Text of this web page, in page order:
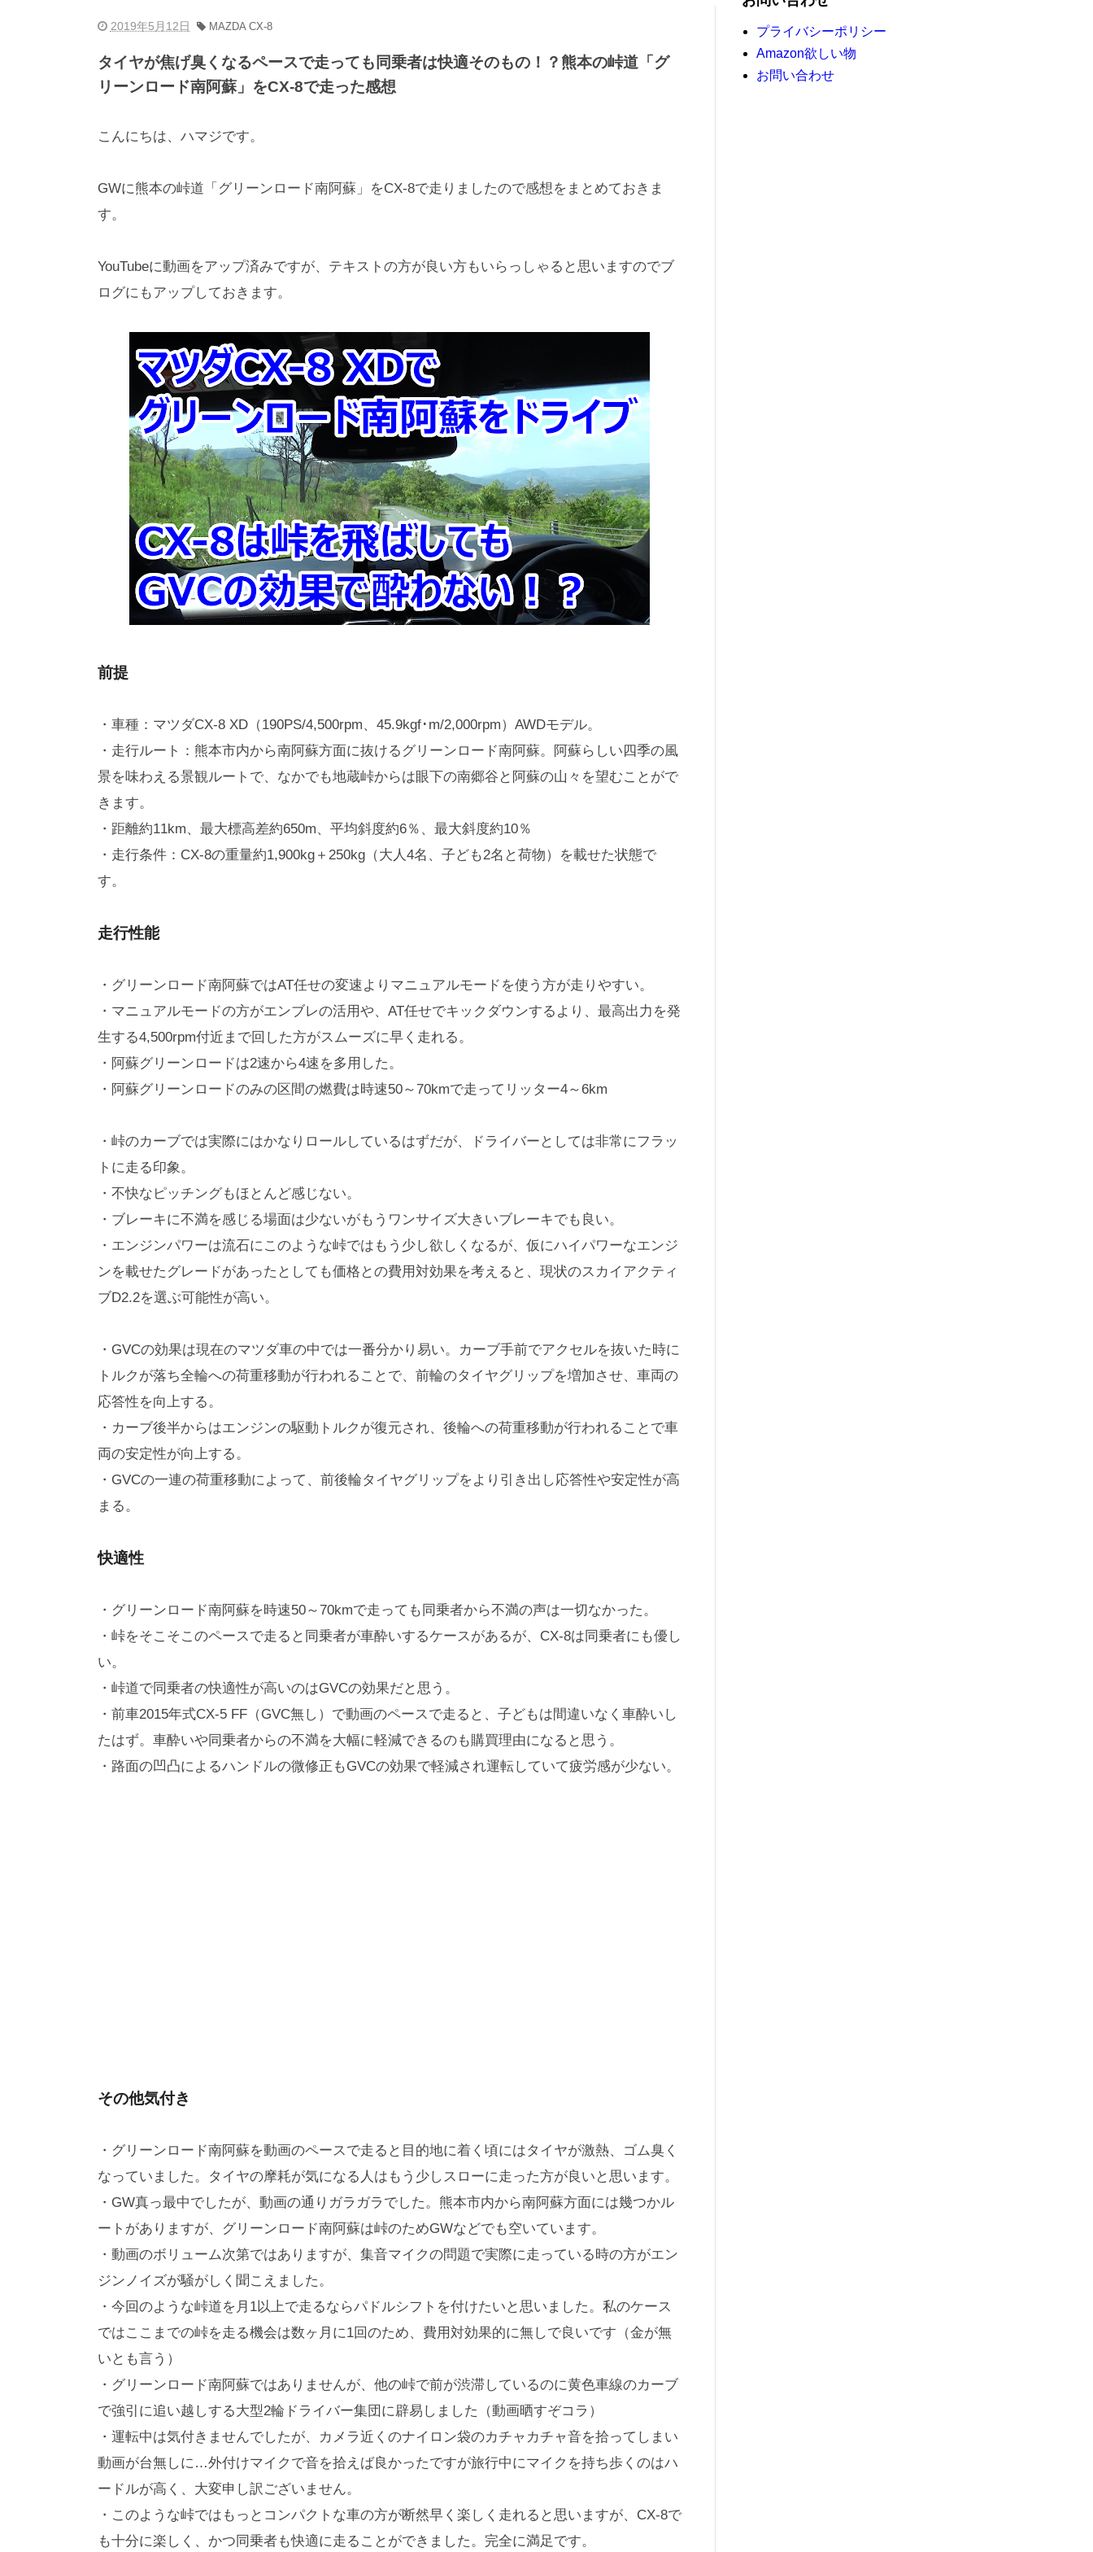
2019年5月12日 MAZDA CX-8
タイヤが焦げ臭くなるペースで走っても同乗者は快適そのもの！？熊本の峠道「グ
リーンロード南阿蘇」をCX-8で走った感想
こんにちは、ハマジです。
GWに熊本の峠道「グリーンロード南阿蘇」をCX-8で走りましたので感想をまとめておきま
す。
YouTubeに動画をアップ済みですが、テキストの方が良い方もいらっしゃると思いますのでブ
ログにもアップしておきます。
前提
・車種：マツダCX-8 XD（190PS/4,500rpm、45.9kgf･m/2,000rpm）AWDモデル。
・走行ルート：熊本市内から南阿蘇方面に抜けるグリーンロード南阿蘇。阿蘇らしい四季の風
景を味わえる景観ルートで、なかでも地蔵峠からは眼下の南郷谷と阿蘇の山々を望むことがで
きます。
・距離約11km、最大標高差約650m、平均斜度約6％、最大斜度約10％
・走行条件：CX-8の重量約1,900kg＋250kg（大人4名、子ども2名と荷物）を載せた状態で
す。
走行性能
・グリーンロード南阿蘇ではAT任せの変速よりマニュアルモードを使う方が走りやすい。
・マニュアルモードの方がエンブレの活用や、AT任せでキックダウンするより、最高出力を発
生する4,500rpm付近まで回した方がスムーズに早く走れる。
・阿蘇グリーンロードは2速から4速を多用した。
・阿蘇グリーンロードのみの区間の燃費は時速50～70kmで走ってリッター4～6km
・峠のカーブでは実際にはかなりロールしているはずだが、ドライバーとしては非常にフラッ
トに走る印象。
・不快なピッチングもほとんど感じない。
・ブレーキに不満を感じる場面は少ないがもうワンサイズ大きいブレーキでも良い。
・エンジンパワーは流石にこのような峠ではもう少し欲しくなるが、仮にハイパワーなエンジ
ンを載せたグレードがあったとしても価格との費用対効果を考えると、現状のスカイアクティ
ブD2.2を選ぶ可能性が高い。
・GVCの効果は現在のマツダ車の中では一番分かり易い。カーブ手前でアクセルを抜いた時に
トルクが落ち全輪への荷重移動が行われることで、前輪のタイヤグリップを増加させ、車両の
応答性を向上する。
・カーブ後半からはエンジンの駆動トルクが復元され、後輪への荷重移動が行われることで車
両の安定性が向上する。
・GVCの一連の荷重移動によって、前後輪タイヤグリップをより引き出し応答性や安定性が高
まる。
快適性
・グリーンロード南阿蘇を時速50～70kmで走っても同乗者から不満の声は一切なかった。
・峠をそこそこのペースで走ると同乗者が車酔いするケースがあるが、CX-8は同乗者にも優し
い。
・峠道で同乗者の快適性が高いのはGVCの効果だと思う。
・前車2015年式CX-5 FF（GVC無し）で動画のペースで走ると、子どもは間違いなく車酔いし
たはず。車酔いや同乗者からの不満を大幅に軽減できるのも購買理由になると思う。
・路面の凹凸によるハンドルの微修正もGVCの効果で軽減され運転していて疲労感が少ない。
その他気付き
・グリーンロード南阿蘇を動画のペースで走ると目的地に着く頃にはタイヤが激熱、ゴム臭く
なっていました。タイヤの摩耗が気になる人はもう少しスローに走った方が良いと思います。
・GW真っ最中でしたが、動画の通りガラガラでした。熊本市内から南阿蘇方面には幾つかル
ートがありますが、グリーンロード南阿蘇は峠のためGWなどでも空いています。
・動画のボリューム次第ではありますが、集音マイクの問題で実際に走っている時の方がエン
ジンノイズが騒がしく聞こえました。
・今回のような峠道を月1以上で走るならパドルシフトを付けたいと思いました。私のケース
ではここまでの峠を走る機会は数ヶ月に1回のため、費用対効果的に無しで良いです（金が無
いとも言う）
・グリーンロード南阿蘇ではありませんが、他の峠で前が渋滞しているのに黄色車線のカーブ
で強引に追い越しする大型2輪ドライバー集団に辟易しました（動画晒すぞコラ）
・運転中は気付きませんでしたが、カメラ近くのナイロン袋のカチャカチャ音を拾ってしまい
動画が台無しに…外付けマイクで音を拾えば良かったですが旅行中にマイクを持ち歩くのはハ
ードルが高く、大変申し訳ございません。
・このような峠ではもっとコンパクトな車の方が断然早く楽しく走れると思いますが、CX-8で
も十分に楽しく、かつ同乗者も快適に走ることができました。完全に満足です。
プライバシーポリシー
Amazon欲しい物
お問い合わせ